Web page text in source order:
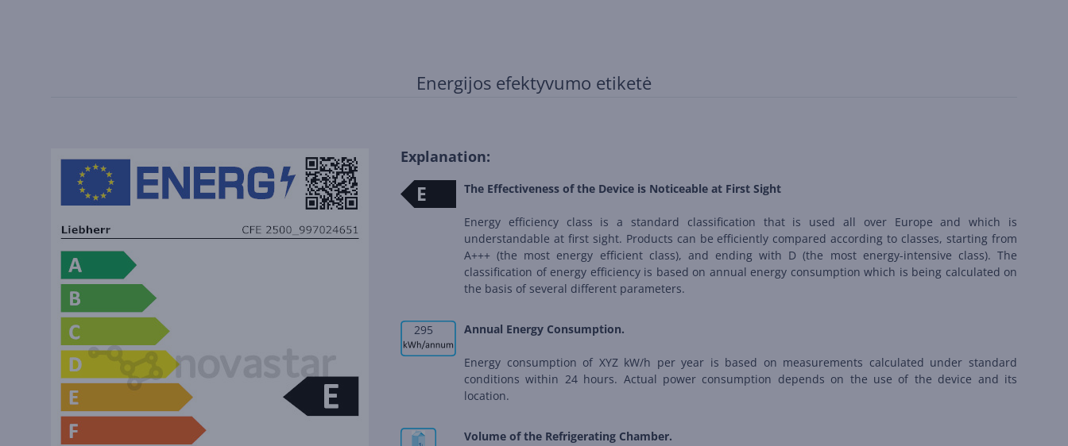
Energijos efektyvumo etiketė
Explanation:
E The Effectiveness of the Device is Noticeable at First Sight
Energy efficiency class is a standard classification that is used all over Europe and which is
understandable at first sight. Products can be efficiently compared according to classes, starting from
A+++ (the most energy efficient class), and ending with D (the most energy-intensive class). The
classification of energy efficiency is based on annual energy consumption which is being calculated on
the basis of several different parameters.
295 Annual Energy Consumption.
Energy consumption of XYZ kW/h per year is based on measurements calculated under standard
conditions within 24 hours. Actual power consumption depends on the use of the device and its
location.
Volume of the Refrigerating Chamber.